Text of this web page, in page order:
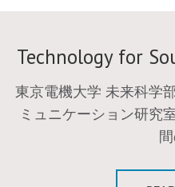
Technology for
東京電機大学 未来科学
ミュニケーション研究